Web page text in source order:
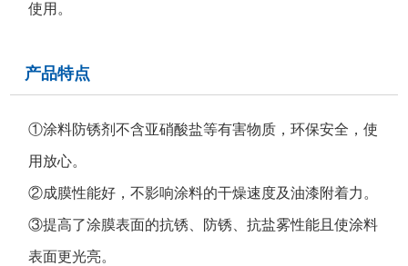
使用。
产品特点
①涂料防锈剂不含亚硝酸盐等有害物质，环保安全，使
用放心。
②成膜性能好，不影响涂料的干燥速度及油漆附着力。
③提高了涂膜表面的抗锈、防锈、抗盐雾性能且使涂料
表面更光亮。